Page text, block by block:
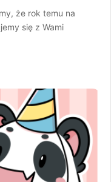
że rok temu na
się z Wami